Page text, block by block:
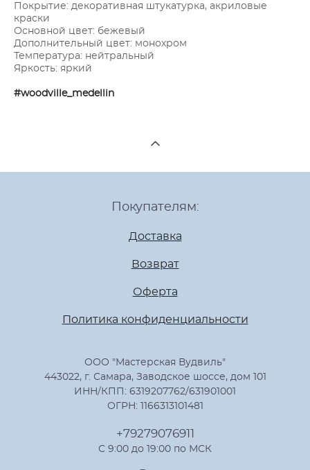
Покрытие: декоративная штукатурка, акриловые
краски
Основной цвет: бежевый
Дополнительный цвет: монохром
Температура: нейтральный
Яркость: яркий
#woodville_medellin
Покупателям:
Доставка
Возврат
Оферта
Политика конфиденциальности
ООО "Мастерская Вудвиль"
443022, г. Самара, Заводское шоссе, дом 101
ИНН/КПП: 6319207762/631901001
ОГРН: 1166313101481
+79279076911
С 9:00 до 19:00 по МСК